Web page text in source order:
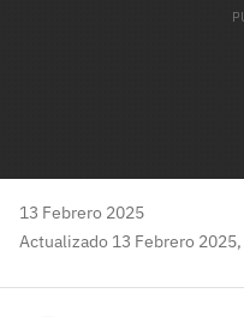
13 Febrero 2025
Actualizado 13 Febrero